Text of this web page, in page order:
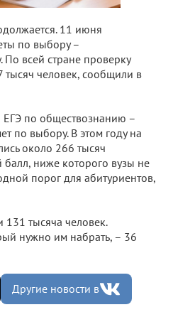
11 июня
по выбору –
всей стране проверку
тысяч человек, сообщили в
ЕГЭ по обществознанию –
по выбору. В этом году на
около 266 тысяч
ниже которого вузы не
порог для абитуриентов,
131 тысяча человек.
нужно им набрать, – 36
Другие новости в